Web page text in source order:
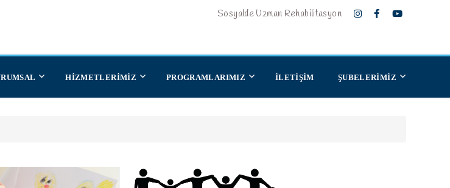
Sosyalde Uzman Rehabilitasyon
HİZMETLERİMİZ PROGRAMLARIMIZ İLETİŞİM ŞUBELERİMİZ